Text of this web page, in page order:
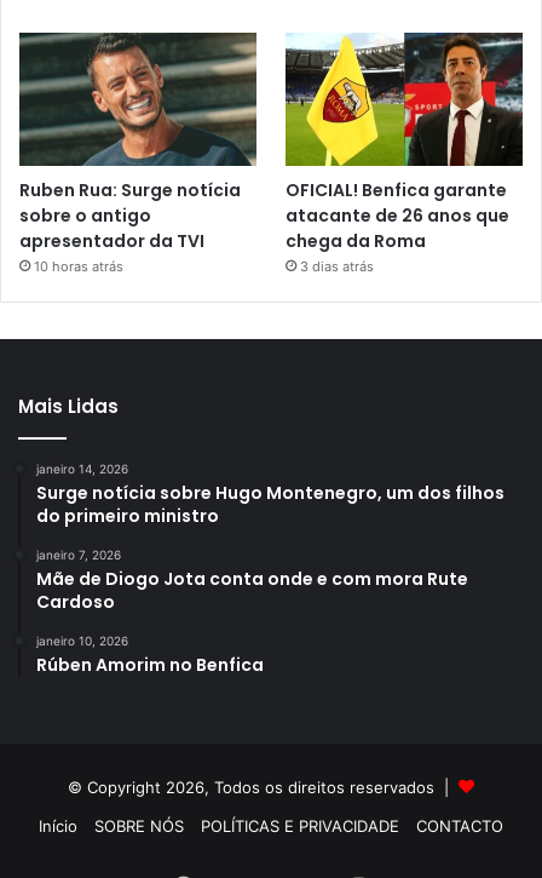
Ruben Rua: Surge notícia
sobre o antigo
apresentador da TVI
10 horas atrás
OFICIAL! Benfica garante
atacante de 26 anos que
chega da Roma
3 dias atrás
Mais Lidas
janeiro 14, 2026
Surge notícia sobre Hugo Montenegro, um dos filhos
do primeiro ministro
janeiro 7, 2026
Mãe de Diogo Jota conta onde e com mora Rute
Cardoso
janeiro 10, 2026
Rúben Amorim no Benfica
© Copyright 2026, Todos os direitos reservados |
Início
SOBRE NÓS POLÍTICAS E PRIVACIDADE CONTACTO